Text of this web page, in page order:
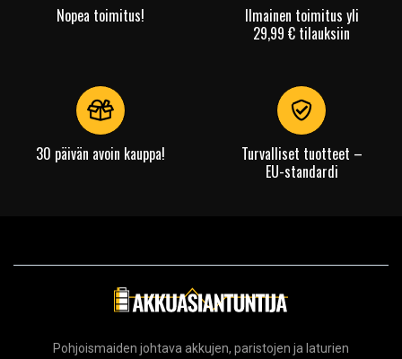
Nopea toimitus!
Ilmainen toimitus yli
29,99 € tilauksiin
30 päivän avoin kauppa!
Turvalliset tuotteet –
EU-standardi
Pohjoismaiden johtava akkujen, paristojen ja laturien